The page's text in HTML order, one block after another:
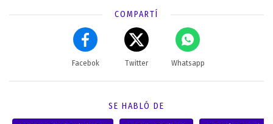
COMPARTÍ
Facebok Twitter Whatsapp
SE HABLÓ DE